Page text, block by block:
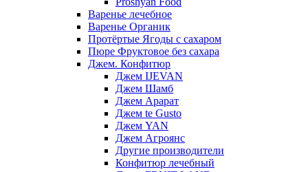
Варенье лечебное
Варенье Органик
Протёртые Ягоды с сахаром
Пюре Фруктовое без сахара
Джем. Конфитюр
Джем IJEVAN
Джем Шамб
Джем Арарат
Джем te Gusto
Джем YAN
Джем Агроянс
Другие производители
Конфитюр лечебный